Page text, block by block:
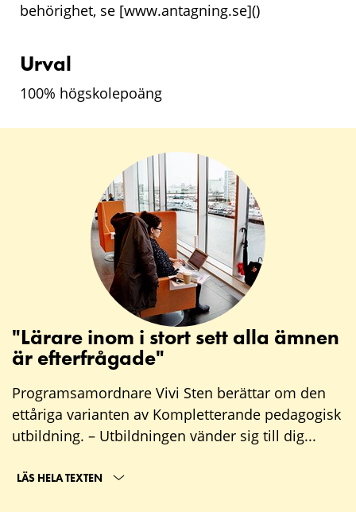
behörighet, se [www.antagning.se]()
Urval
100% högskolepoäng
"Lärare inom i stort sett alla ämnen
är efterfrågade"
Programsamordnare Vivi Sten berättar om den
ettåriga varianten av Kompletterande pedagogisk
utbildning. – Utbildningen vänder sig till dig...
LÄS HELA TEXTEN